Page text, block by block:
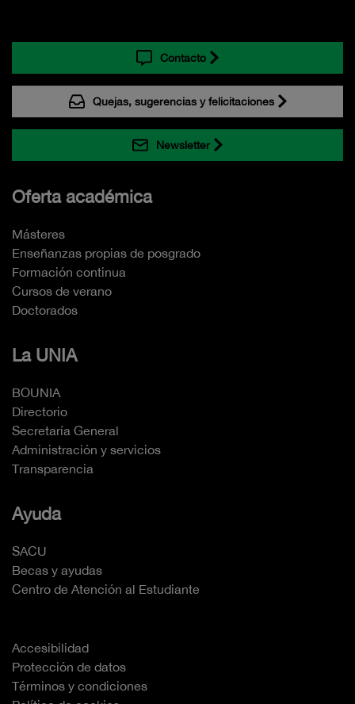
Contacto
Quejas, sugerencias y felicitaciones
Newsletter
Oferta académica
Másteres
Enseñanzas propias de posgrado
Formación continua
Cursos de verano
Doctorados
La UNIA
BOUNIA
Directorio
Secretaría General
Administración y servicios
Transparencia
Ayuda
SACU
Becas y ayudas
Centro de Atención al Estudiante
Accesibilidad
Protección de datos
Términos y condiciones